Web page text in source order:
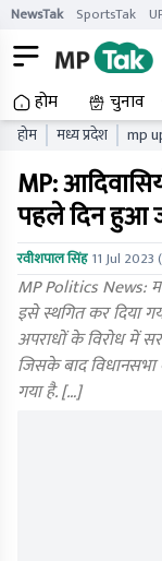
NewsTak SportsTak
होम चुनाव
होम मध्य प्रदेश
mp
MP:
पहले दिन हुआ
रवीशपाल सिंह 11 Jul 2023
MP Politics News:
इसे स्थगित कर दिया
अपराधों के विरोध में
जिसके बाद
गया है. […]